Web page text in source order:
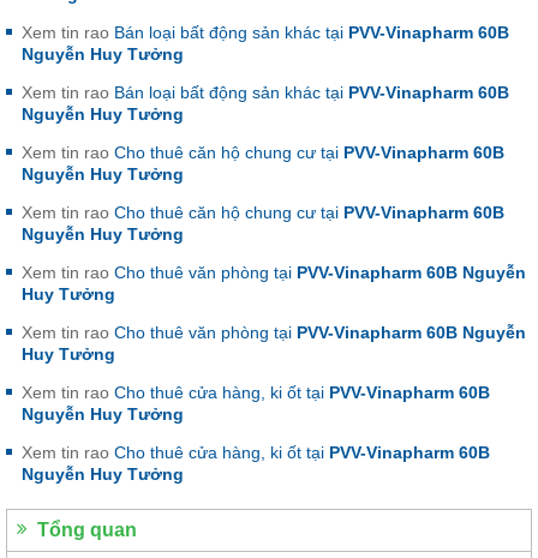
Xem tin rao Bán loại bất động sản khác tại PVV-Vinapharm 60B
Nguyễn Huy Tưởng
Xem tin rao Bán loại bất động sản khác tại PVV-Vinapharm 60B
Nguyễn Huy Tưởng
Xem tin rao Cho thuê căn hộ chung cư tại PVV-Vinapharm 60B
Nguyễn Huy Tưởng
Xem tin rao Cho thuê căn hộ chung cư tại PVV-Vinapharm 60B
Nguyễn Huy Tưởng
Xem tin rao Cho thuê văn phòng tại PVV-Vinapharm 60B Nguyễn
Huy Tưởng
Xem tin rao Cho thuê văn phòng tại PVV-Vinapharm 60B Nguyễn
Huy Tưởng
Xem tin rao Cho thuê cửa hàng, ki ốt tại PVV-Vinapharm 60B
Nguyễn Huy Tưởng
Xem tin rao Cho thuê cửa hàng, ki ốt tại PVV-Vinapharm 60B
Nguyễn Huy Tưởng
Tổng quan